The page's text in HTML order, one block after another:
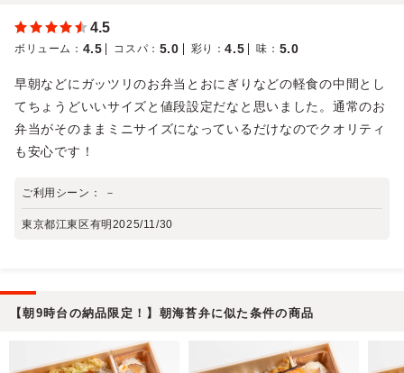
4.5
ボリューム ： 4.5 コスパ ： 5.0 彩り ：4.5 味 ： 5.0
早朝などにガッツリのお弁当とおにぎりなどの軽食の中間とし
てちょうどいいサイズと値段設定だなと思いました。通常のお
弁当がそのままミニサイズになっているだけなのでクオリティ
も安心です！
ご利用シーン： －
東京都江東区有明2025/11/30
【朝9時台の納品限定！】朝海苔弁に似た条件の商品